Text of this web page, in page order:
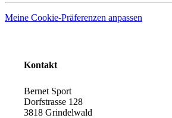
Meine Cookie-Präferenzen anpassen
Kontakt
Bernet Sport
Dorfstrasse 128
3818 Grindelwald